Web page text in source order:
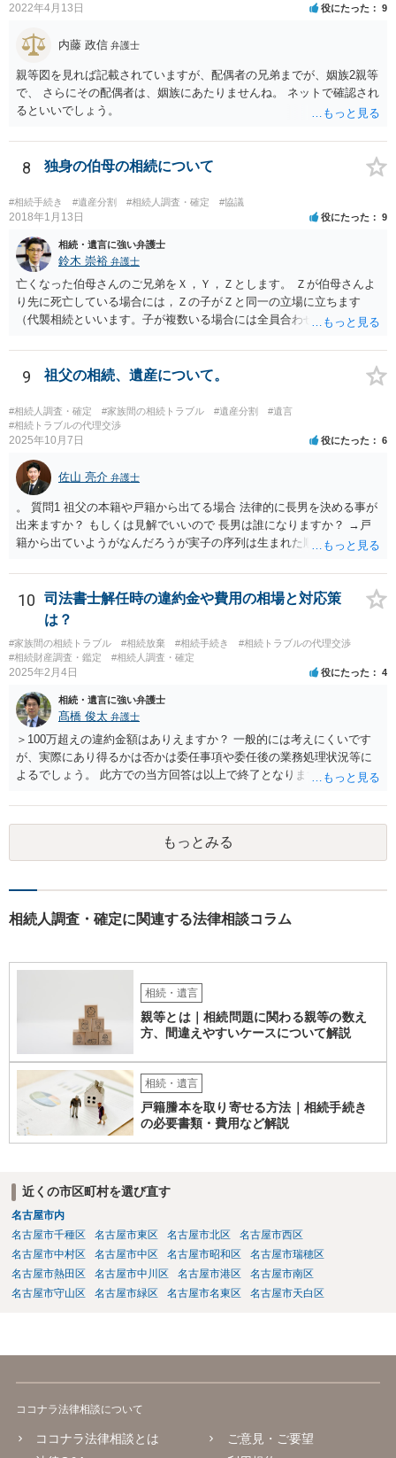
2022年4月13日 役にたった 9
内藤 政信 弁護士
親等図を見れば記載されていますが、配偶者の兄弟までが、姻族2親等
で、 さらにその配偶者は、姻族にあたりませんね。 ネットで確認され
るといいでしょう。
8 独身の伯母の相続について
#相続手続き #遺産分割 #相続人調査・確定 #協議
2018年1月13日 役にたった 9
相続・遺言に強い弁護士
鈴木 崇裕 弁護士
亡くなった伯母さんのご兄弟をＸ，Ｙ，Ｚとします。 Ｚが伯母さんよ
り先に死亡している場合には，Ｚの子がＺと同一の立場に立ちます
（代襲相続といいます。子が複数いる場合には全員合わせてＺと同一
つの相続分を有していますので， そのことを前提として，遺産分割協
議をすることになります（必ずしも３分の１ずつにしなくても，合意
ができれば構いません。）。 今後の対応としては， ①伯母さんの相続
財産（遺産）の全容を整理する（預貯金，有価証券，不動産等の有無
を調べることになります。） ②相続財産に照らし，相続税の申告の準
備をする（税理士の先生にご相談ください。） ③遺産分割協議をする
（ご本人同士で行っても構いませんし，弁護士に相談することもよろ
しいと思います。） ことになります。
9 祖父の相続、遺産について。
#相続人調査・確定 #家族間の相続トラブル #遺産分割
#遺言
#相続トラブルの代理交渉
2025年10月7日 役にたった 6
佐山 亮介 弁護士
。 質問1 祖父の本籍や戸籍から出てる場合 法律的に長男を決める事が
出来ますか？ もしくは見解でいいので 長男は誰になりますか？ →戸
籍から出ていようがなんだろうが実子の序列は生まれた順ですから、
書が腹違いの長男に向けてある場合 書かれてる内容が最優先にされる
のですか？ →遺書というのが、法律上の遺言の形式を守っている限り
はそのとおりです。 質問3 父が腹違いの長男に法律的に優位になれそ
うな事はありますか？ →遺言が有効な場合、優位に立つことはできま
せんが、お祖父様が認知症であるなどの「遺言が作れないはずの事
情」があるならば①遺言無効確認の訴えを起こすのは一つの手です。
問4 相続トラブルの代理交渉は可能でしょうか。 →一般論としては可
能ですが、お伺いする内容ですとお祖父様が亡くなられた後に動くこ
とになるでしょう。
10
司法書士解任時の違約金や費用の相場と対応策
は？
#家族間の相続トラブル #相続放棄 #相続手続き
#相続トラブルの代理交渉
#相続財産調査・鑑定
#相続人調査・確定
2025年2月4日 役にたった 4
相続・遺言に強い弁護士
髙橋 俊太 弁護士
＞100万超えの違約金額はありえますか？ 一般的には考えにくいです
が、実際にあり得るかは否かは委任事項や委任後の業務処理状況等に
よるでしょう。 此方での当方回答は以上で終了となりますが、参考に
もっとみる
相続人調査・確定に関連する法律相談コラム
相続・遺言
親等とは｜相続問題に関わる親等の数え
方、間違えやすいケースについて解説
相続・遺言
戸籍謄本を取り寄せる方法｜相続手続き
の必要書類・費用など解説
近くの市区町村を選び直す
名古屋市内
名古屋市千種区
名古屋市東区 名古屋市北区
名古屋市西区
名古屋市中村区
名古屋市中区 名古屋市昭和区
名古屋市瑞穂区
名古屋市熱田区
名古屋市中川区 名古屋市港区
名古屋市南区
名古屋市守山区
名古屋市緑区 名古屋市名東区 名古屋市天白区
ココナラ法律相談について
ココナラ法律相談とは
ご意見・ご要望